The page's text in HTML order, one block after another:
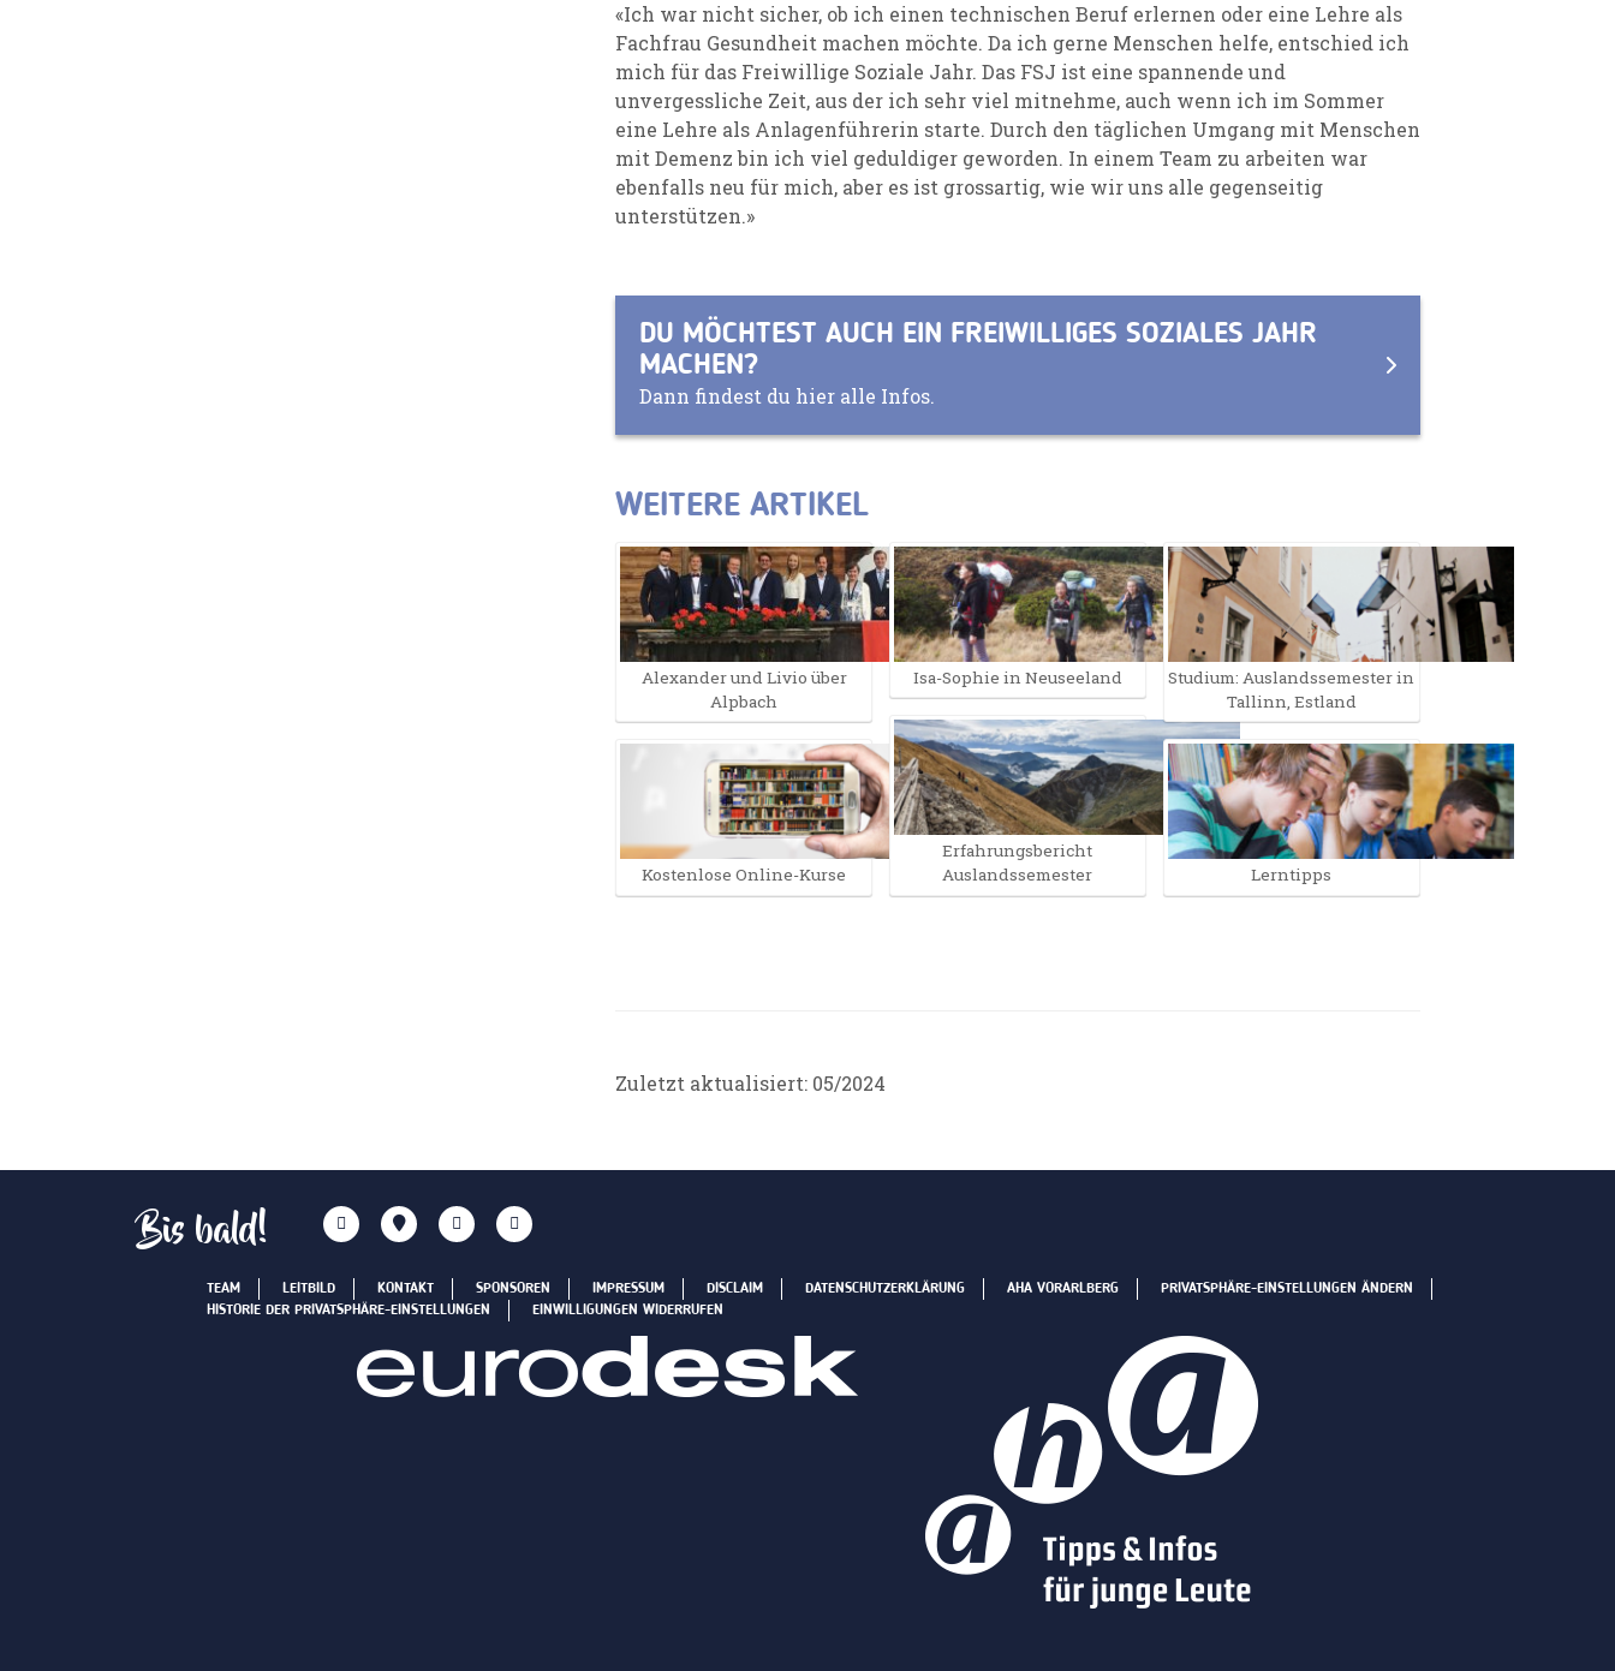
«Ich war nicht sicher, ob ich einen technischen Beruf erlernen oder eine Lehre als
Fachfrau Gesundheit machen möchte. Da ich gerne Menschen helfe, entschied ich
mich für das Freiwillige Soziale Jahr. Das FSJ ist eine spannende und
unvergessliche Zeit, aus der ich sehr viel mitnehme, auch wenn ich im Sommer
eine Lehre als Anlagenführerin starte. Durch den täglichen Umgang mit Menschen
mit Demenz bin ich viel geduldiger geworden. In einem Team zu arbeiten war
ebenfalls neu für mich, aber es ist grossartig, wie wir uns alle gegenseitig
unterstützen.»
DU MÖCHTEST AUCH EIN FREIWILLIGES SOZIALES JAHR
MACHEN?
Dann findest du hier alle Infos.
WEITERE ARTIKEL
Alexander und Livio über
Alpbach
Kostenlose Online-Kurse
Isa-Sophie in Neuseeland
Erfahrungsbericht
Auslandssemester
Studium: Auslandssemester in
Tallinn, Estland
Lerntipps
Zuletzt aktualisiert: 05/2024
Bis bald!
TEAM LEITBILD KONTAKT SPONSOREN IMPRESSUM DISCLAIM DATENSCHUTZERKLÄRUNG AHA VORARLBERG
PRIVATSPHÄRE-EINSTELLUNGEN ÄNDERN
HISTORIE DER PRIVATSPHÄRE-EINSTELLUNGEN
EINWILLIGUNGEN WIDERRUFEN